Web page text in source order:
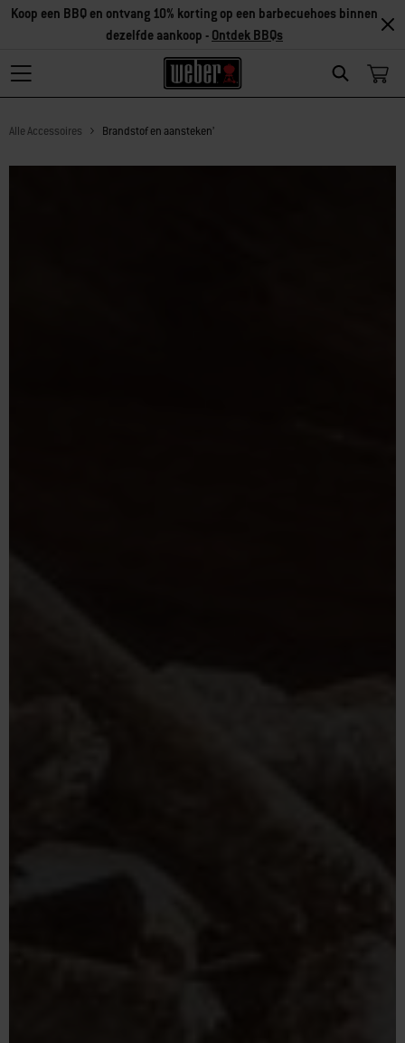
Search
Koop een BBQ en ontvang 10% korting op een barbecuehoes binnen
dezelfde aankoop - Ontdek BBQs
Alle Accessoires Brandstof en aansteken’